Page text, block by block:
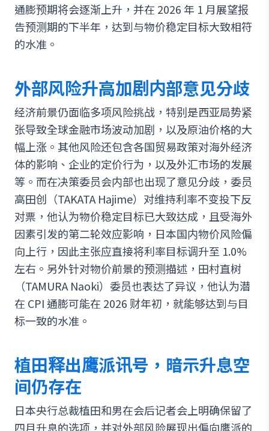
通膨预期将会逐渐上升，并在 2026 年 1 月展望报
告预测期的下半年，达到与物价稳定目标大致相符
的水准。
外部风险升高加剧内部意见分歧
经济前景仍面临多项风险挑战，特别是西亚局势紧
张导致全球金融市场波动加剧，以及原油价格的大
幅上涨。其他风险还包含各国贸易政策对海外经济
体的影响、企业的定价行为，以及外汇市场的发展
等。而在决策委员会内部也出现了意见分歧，委员
高田创（TAKATA Hajime）对维持利率不变投下反
对票，他认为物价稳定目标已大致达成，且受海外
因素引发的第二轮效应影响，日本国内物价风险偏
向上行，因此主张应直接将利率目标调升至 1.0%
左右。另外针对物价前景的预测描述，田村直树
（TAMURA Naoki）委员也表达了异议，他认为潜
在 CPI 通膨可能在 2026 财年初，就能够达到与目
标一致的水准。
植田释出鹰派讯号，暗示升息空
间仍存在
日本央行总裁植田和男在会后记者会上明确保留了
四月升息的选项，并对外部风险展现出偏向鹰派的